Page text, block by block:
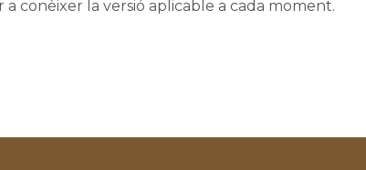
conèixer la versió aplicable a cada moment.